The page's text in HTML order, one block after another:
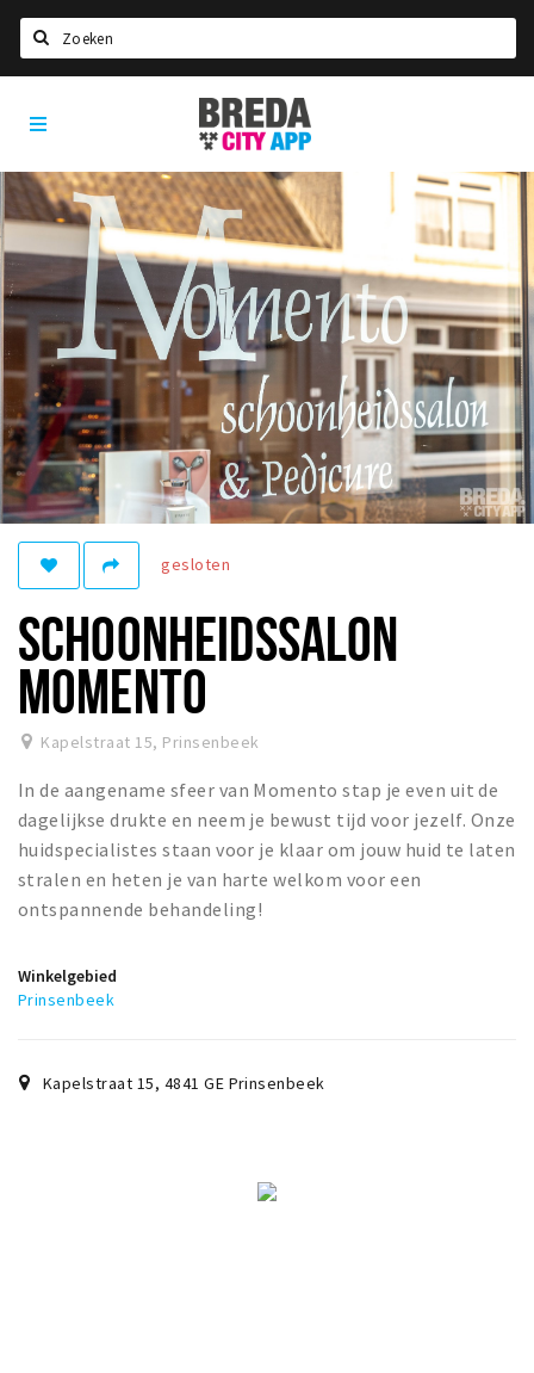
Home
Agenda
Deals
Party pics
Nieuws, interviews & blogs
Eten
Drinken
Slapen
Recreatief
Winkels
Winkelgebieden
Bezienswaardigheden
Musea, theaters & podia
Uitjes & activiteiten
Toeristische routes
Natuurgebieden
Baroniepoorten
Breda
City
App
gesloten
SCHOONHEIDSSALON
MOMENTO
Kapelstraat 15, Prinsenbeek
In de aangename sfeer van Momento stap je even uit de
dagelijkse drukte en neem je bewust tijd voor jezelf. Onze
huidspecialistes staan voor je klaar om jouw huid te laten
stralen en heten je van harte welkom voor een
ontspannende behandeling!
Winkelgebied
Prinsenbeek
Kapelstraat 15, 4841 GE Prinsenbeek